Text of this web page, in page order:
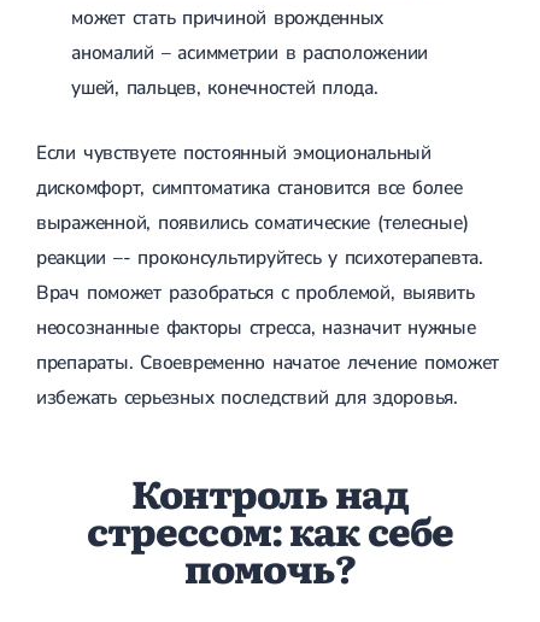
Бронхит у взрослых
ОРВИ у взрослых
Грипп
Терапевтическая помощь при беременности
Ортопедия и травматология
Асептический некроз таранной кости
Блокировка сустава
Эпикондилит
Нестабильность сустава
Переломы
Лечение переломов лодыжек
Лечение переломов предплечья
Лечение переломов костей таза
Иммобилизация
Лечение переломов шейки бедра и бедренной кости
Лечение переломов голени
может стать причиной врожденных
аномалий – асимметрии в расположении
ушей, пальцев, конечностей плода.
Если чувствуете постоянный эмоциональный
дискомфорт, симптоматика становится все более
выраженной, появились соматические (телесные)
реакции –- проконсультируйтесь у психотерапевта.
Врач поможет разобраться с проблемой, выявить
неосознанные факторы стресса, назначит нужные
препараты. Своевременно начатое лечение поможет
избежать серьезных последствий для здоровья.
Контроль над
стрессом: как себе
помочь?